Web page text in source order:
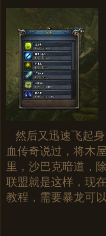
然后又迅速飞起
血传奇说过，将木
里，沙巴克暗道，
联盟就是这样，现
教程，需要暴龙可